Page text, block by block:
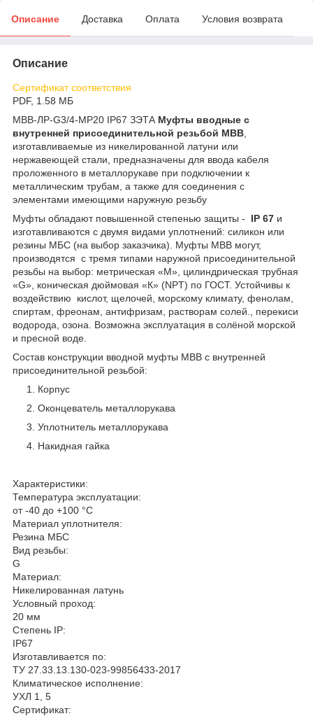
Описание Доставка Оплата Условия возврата
Описание
Сертификат соответствия
PDF, 1.58 МБ
МВВ-ЛР-G3/4-МР20 IP67 ЗЭТА Муфты вводные с
внутренней присоединительной резьбой МВВ
изготавливаемые из никелированной латуни или
нержавеющей стали, предназначены для ввода кабеля
проложенного в металлорукаве при подключении к
металлическим трубам, а также для соединения с
элементами имеющими наружную резьбу
Муфты обладают повышенной степенью защиты - IP 67 и
изготавливаются с двумя видами уплотнений: силикон или
резины МБС (на выбор заказчика). Муфты МВВ могут,
производятся с тремя типами наружной присоединительной
резьбы на выбор: метрическая «М», цилиндрическая трубная
«G», коническая дюймовая «К» (NPT) по ГОСТ. Устойчивы к
воздействию кислот, щелочей, морскому климату, фенолам,
спиртам, фреонам, антифризам, растворам солей., перекиси
водорода, озона. Возможна эксплуатация в солёной морской
и пресной воде.
Состав конструкции вводной муфты МВВ с внутренней
присоединительной резьбой:
Корпус
Оконцеватель металлорукава
Уплотнитель металлорукава
Накидная гайка
Характеристики:
Температура эксплуатации:
от -40 до +100 °С
Материал уплотнителя:
Резина МБС
Вид резьбы:
G
Материал:
Никелированная латунь
Условный проход:
20 мм
Степень IP:
IP67
Изготавливается по:
ТУ 27.33.13.130-023-99856433-2017
Климатическое исполнение:
УХЛ 1, 5
Сертификат: